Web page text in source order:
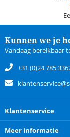
Kunnen we je
Vandaag bereikbaar
+31 (0)24 785
Klantenservice
Meer informatie